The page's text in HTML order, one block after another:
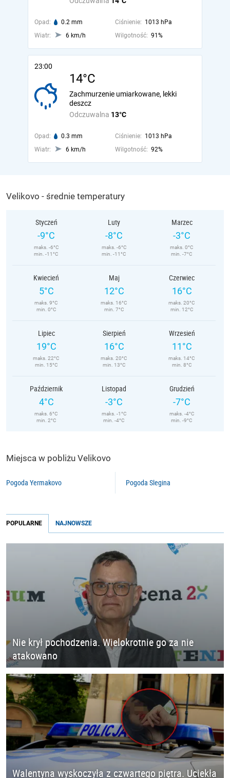
Opad: 0.2 mm Ciśnienie: 1013 hPa
Wiatr:
6 km/h Wilgotność: 91%
23:00
14°C
Odczuwalna 13°C
Zachmurzenie umiarkowane, lekki
deszcz
Opad: 0.3 mm Ciśnienie: 1013 hPa
Wiatr:
6 km/h Wilgotność: 92%
Velikovo - średnie temperatury
Styczeń
-9°C
maks. -6°C
min. -11°C
Luty
-8°C
maks. -6°C
min. -11°C
Marzec
-3°C
maks. 0°C
min. -7°C
Kwiecień
5°C
maks. 9°C
min. 0°C
Maj
12°C
maks. 16°C
min. 7°C
Czerwiec
16°C
maks. 20°C
min. 12°C
Lipiec
19°C
maks. 22°C
min. 15°C
Sierpień
16°C
maks. 20°C
min. 13°C
Wrzesień
11°C
maks. 14°C
min. 8°C
Październik
4°C
maks. 6°C
min. 2°C
Listopad
-3°C
maks. -1°C
min. -4°C
Grudzień
-7°C
maks. -4°C
min. -9°C
Miejsca w pobliżu Velikovo
Pogoda Yermakovo Pogoda Slegina
POPULARNE NAJNOWSZE
Nie krył pochodzenia. Wielokrotnie go za nie
atakowano
Walentyna wyskoczyła z czwartego piętra. Uciekła